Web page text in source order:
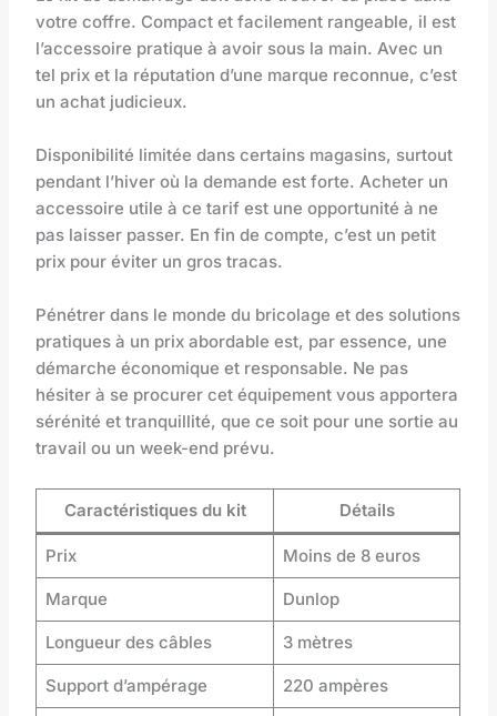
votre coffre. Compact et facilement rangeable, il est
l’accessoire pratique à avoir sous la main. Avec un
tel prix et la réputation d’une marque reconnue, c’est
un achat judicieux.
Disponibilité limitée dans certains magasins, surtout
pendant l’hiver où la demande est forte. Acheter un
accessoire utile à ce tarif est une opportunité à ne
pas laisser passer. En fin de compte, c’est un petit
prix pour éviter un gros tracas.
Pénétrer dans le monde du bricolage et des solutions
pratiques à un prix abordable est, par essence, une
démarche économique et responsable. Ne pas
hésiter à se procurer cet équipement vous apportera
sérénité et tranquillité, que ce soit pour une sortie au
travail ou un week-end prévu.
Caractéristiques du kit Détails
Prix Moins de 8 euros
Marque Dunlop
Longueur des câbles 3 mètres
Support d’ampérage 220 ampères